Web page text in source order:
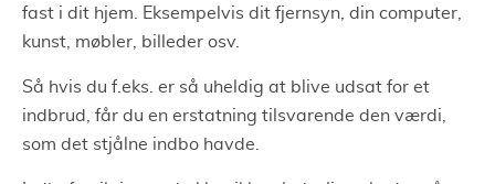
fast i dit hjem. Eksempelvis dit fjernsyn, din computer,
kunst, møbler, billeder osv.
Så hvis du f.eks. er så uheldig at blive udsat for et
indbrud, får du en erstatning tilsvarende den værdi,
som det stjålne indbo havde.